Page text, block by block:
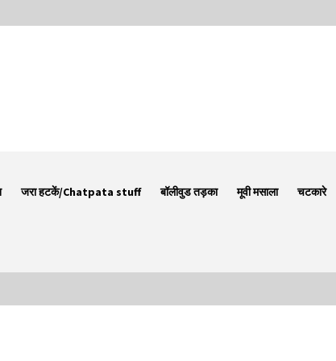
जरा हटकें/Chatpata stuff बॉलीवुड तड़का मूवी मसाला चटकारे